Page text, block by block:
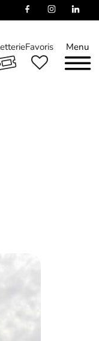
Menu
Favoris